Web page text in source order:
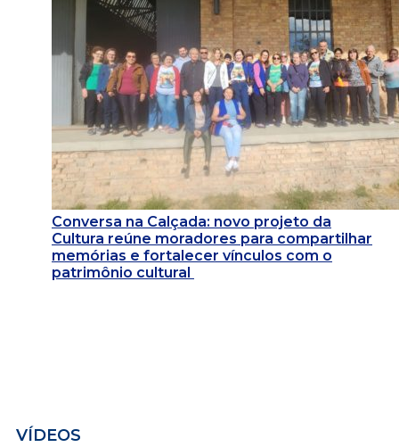
Conversa na Calçada: novo projeto da
Cultura reúne moradores para compartilhar
memórias e fortalecer vínculos com o
patrimônio cultural
VÍDEOS